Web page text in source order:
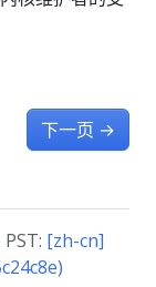
下一页 →
[zh-cn]